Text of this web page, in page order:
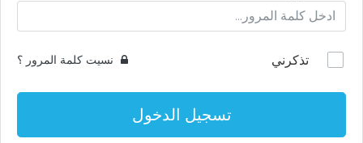
تذكرني نسيت كلمة المرور ؟
تسجيل الدخول